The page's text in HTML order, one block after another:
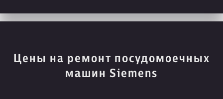
Цены на ремонт посудомоечных
машин Siemens